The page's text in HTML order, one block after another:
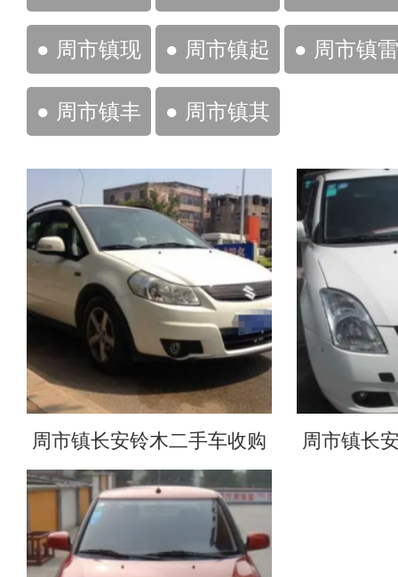
众 安铃木 淮汽车
● 周市镇现
代
● 周市镇起
亚
● 周市镇雷
● 周市镇丰 ● 周市镇其
周市镇长安铃木二手车收购 周市镇长